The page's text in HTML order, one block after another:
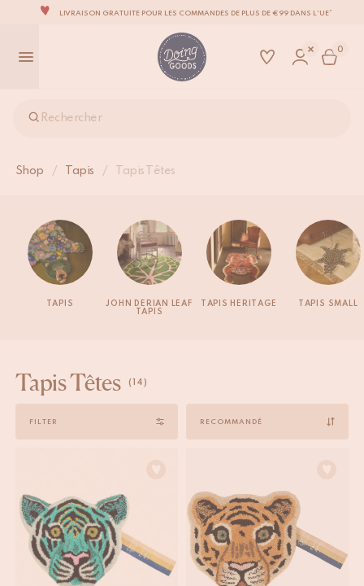
LIVRAISON GRATUITE POUR LES COMMANDES DE PLUS DE €99 DANS L'UE*
LA MARQUE D’ACCESSOIRES POUR LA MAISON LA PLUS ADORABLE DU MONDE
TOUS NOS PRODUITS SONT 100 % FAITS À LA MAIN
0
Rechercher
Shop / Tapis / Tapis Têtes
TAPIS
JOHN DERIAN LEAF
TAPIS
TAPIS HERITAGE TAPIS SMALL
Tapis Têtes (14)
FILTER